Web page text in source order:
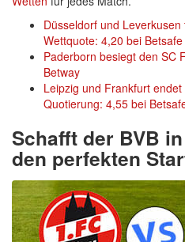
Düsseldorf und
Wettquote: 4,20 bei Betsafe
Paderborn besiegt den SC
Betway
Leipzig und Frankfurt
Quotierung: 4,55 bei
Schafft der BVB
den perfekten